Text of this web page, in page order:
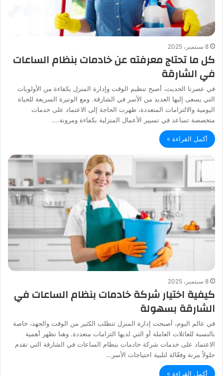
8 سبتمبر، 2025
كل ما تحتاج معرفته عن خادمات بنظام الساعات
في الشارقة
في عصرنا الحديث، أصبح تنظيم الوقت وإدارة المنزل بكفاءة من الأولويات
التي يسعى إليها العديد من الأسر في الشارقة. ومع الوتيرة السريعة للحياة
اليومية والالتزامات المتعددة، ظهرت الحاجة إلى الاعتماد على خدمات
متخصصة تساعد في تسيير الأعمال المنزلية بكفاءة ومرونة.…
أكمل القراءة »
8 سبتمبر، 2025
كيفية اختيار شركة خادمات بنظام الساعات في
الشارقة بسهولة
في عالم اليوم، أصبحت إدارة المنزل تتطلب الكثير من الوقت والجهد، خاصة
بالنسبة للعائلات العاملة أو التي لديها التزامات متعددة. وهنا تظهر أهمية
الاعتماد على خدمات شركة خادمات بنظام الساعات في الشارقة التي تقدم
حلولاً مرنة وفعّالة لتلبية احتياجات الأسر…
أكمل القراءة »